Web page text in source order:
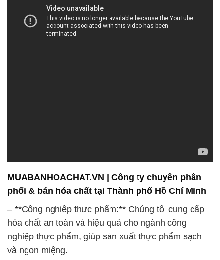
– **Công nghiệp thực phẩm:** Chúng tôi cung cấp
hóa chất an toàn và hiệu quả cho ngành công
nghiệp thực phẩm, giúp sản xuất thực phẩm sạch
và ngon miệng.
– **Dầu khí và năng lượng:** Các sản phẩm hóa
chất của chúng tôi được ứng dụng rộng rãi trong
ngành dầu khí và năng lượng, hỗ trợ quá trình khai
thác, xử lý và vận chuyển dầu và khí tự nhiên.